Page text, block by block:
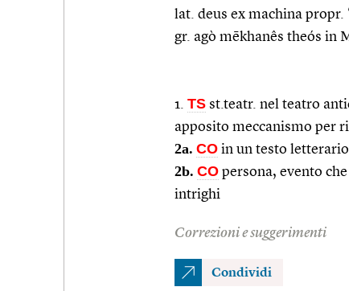
lat. deus ex machina propr.
gr. agò mēkhanês theós in
1. TS st.teatr. nel teatro
apposito meccanismo per
2a. CO in un testo
2b. CO persona, evento
intrighi
Correzioni e suggerimenti
Condividi